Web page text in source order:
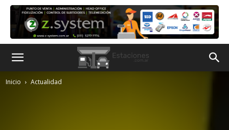
Inicio Actualidad